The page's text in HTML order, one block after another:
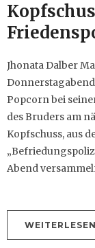
Jhonata Dalber
Popcorn bei
des Bruders am
Kopfschuss, aus
Abend
WEITERLESEN